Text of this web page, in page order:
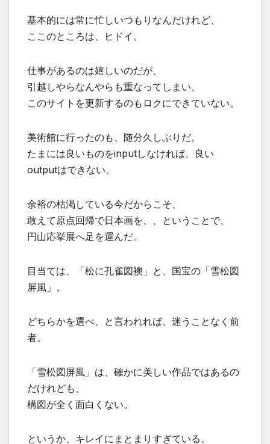
基本的には常に忙しいつもりなんだけれど、
ここのところは、ヒドイ。
仕事があるのは嬉しいのだが、
引越しやらなんやらも重なってしまい、
このサイトを更新するのもロクにできていない。
美術館に行ったのも、随分久しぶりだ。
たまには良いものをinputしなければ、良い
outputはできない。
余裕の枯渇している今だからこそ、
敢えて原点回帰で日本画を、、ということで、
円山応挙展へ足を運んだ。
目当ては、「松に孔雀図襖」と、国宝の「雪松図
屏風」。
どちらかを選べ、と言われれば、迷うことなく前
者。
「雪松図屏風」は、確かに美しい作品ではあるの
だけれども、
構図が全く面白くない。
というか、キレイにまとまりすぎている。